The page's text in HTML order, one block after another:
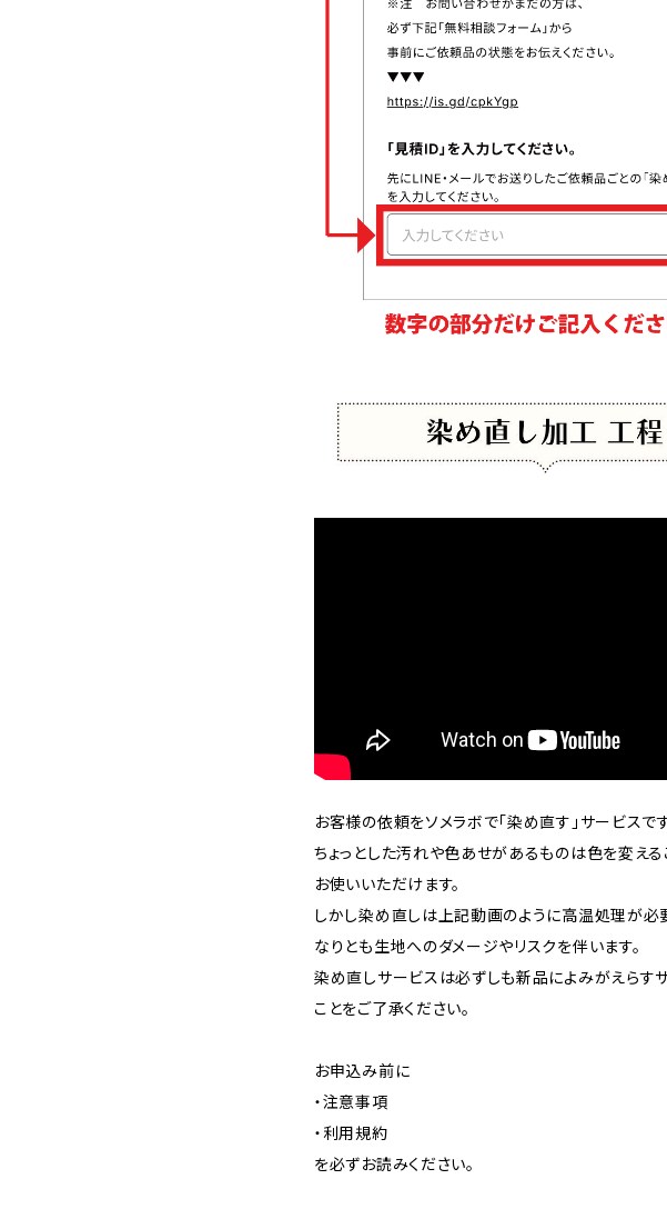
お客様の依頼をソメラボで「染め直す」サービスです
ちょっとした汚れや色あせがあるものは色を変え
お使いいただけます。
しかし染め直しは上記動画のように高温処理が必
なりとも生地へのダメージやリスクを伴います。
染め直しサービスは必ずしも新品によみがえらす
ことをご了承ください。
お申込み前に
・注意事項
・利用規約
を必ずお読みください。